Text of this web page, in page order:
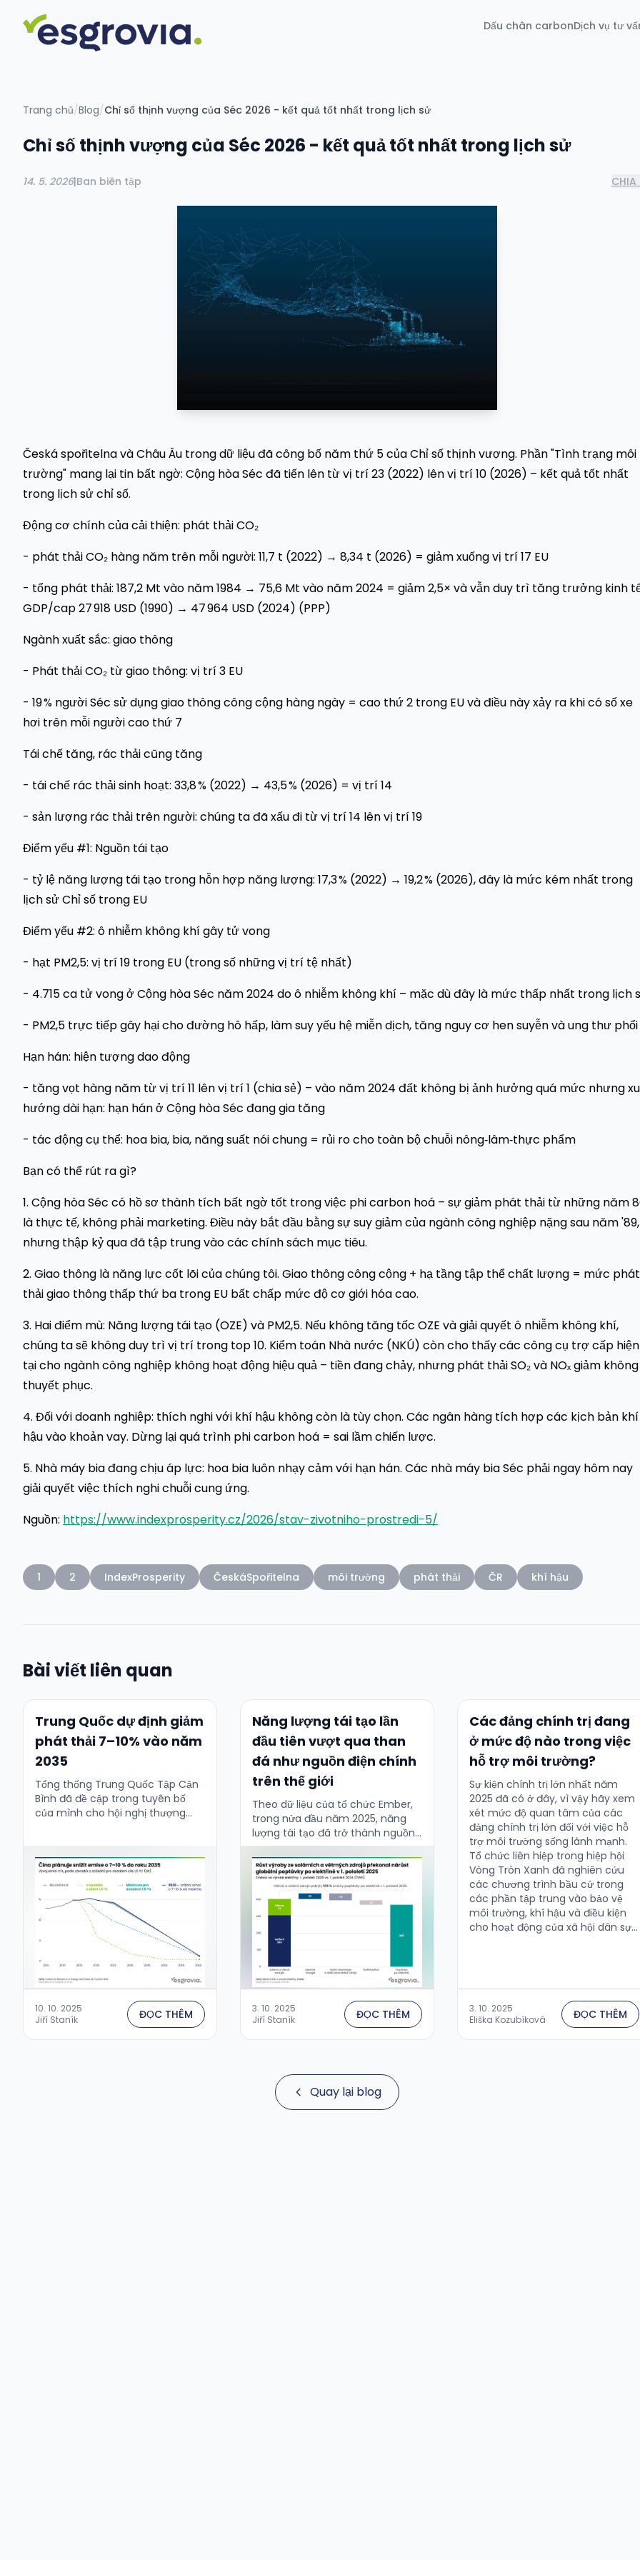
Dấu chân carbonDịch vụ tư
Trang chủ/Blog/Chỉ số thịnh vượng của Séc 2026 - kết quả tốt nhất trong lịch sử
Chỉ số thịnh vượng của Séc 2026 - kết quả tốt nhất trong lịch sử
14. 5. 2026|Ban biên tập CHIA
Česká spořitelna và Châu Âu trong dữ liệu đã công bố năm thứ 5 của Chỉ số thịnh vượng. Phần "Tình trạng môi
trường" mang lại tin bất ngờ: Cộng hòa Séc đã tiến lên từ vị trí 23 (2022) lên vị trí 10 (2026) – kết quả tốt nhất
trong lịch sử chỉ số.
Động cơ chính của cải thiện: phát thải CO₂
- phát thải CO₂ hàng năm trên mỗi người: 11,7 t (2022) → 8,34 t (2026) = giảm xuống vị trí 17 EU
- tổng phát thải: 187,2 Mt vào năm 1984 → 75,6 Mt vào năm 2024 = giảm 2,5× và vẫn duy trì tăng trưởng kinh
GDP/cap 27 918 USD (1990) → 47 964 USD (2024) (PPP)
Ngành xuất sắc: giao thông
- Phát thải CO₂ từ giao thông: vị trí 3 EU
- 19 % người Séc sử dụng giao thông công cộng hàng ngày = cao thứ 2 trong EU và điều này xảy ra khi có số xe
hơi trên mỗi người cao thứ 7
Tái chế tăng, rác thải cũng tăng
- tái chế rác thải sinh hoạt: 33,8 % (2022) → 43,5 % (2026) = vị trí 14
- sản lượng rác thải trên người: chúng ta đã xấu đi từ vị trí 14 lên vị trí 19
Điểm yếu #1: Nguồn tái tạo
- tỷ lệ năng lượng tái tạo trong hỗn hợp năng lượng: 17,3 % (2022) → 19,2 % (2026), đây là mức kém nhất trong
lịch sử Chỉ số trong EU
Điểm yếu #2: ô nhiễm không khí gây tử vong
- hạt PM2,5: vị trí 19 trong EU (trong số những vị trí tệ nhất)
- 4.715 ca tử vong ở Cộng hòa Séc năm 2024 do ô nhiễm không khí – mặc dù đây là mức thấp nhất trong lịch
- PM2,5 trực tiếp gây hại cho đường hô hấp, làm suy yếu hệ miễn dịch, tăng nguy cơ hen suyễn và ung thư phổi
Hạn hán: hiện tượng dao động
- tăng vọt hàng năm từ vị trí 11 lên vị trí 1 (chia sẻ) – vào năm 2024 đất không bị ảnh hưởng quá mức nhưng xu
hướng dài hạn: hạn hán ở Cộng hòa Séc đang gia tăng
- tác động cụ thể: hoa bia, bia, năng suất nói chung = rủi ro cho toàn bộ chuỗi nông‑lâm‑thực phẩm
Bạn có thể rút ra gì?
1. Cộng hòa Séc có hồ sơ thành tích bất ngờ tốt trong việc phi carbon hoá – sự giảm phát thải từ những năm
là thực tế, không phải marketing. Điều này bắt đầu bằng sự suy giảm của ngành công nghiệp nặng sau năm '89,
nhưng thập kỷ qua đã tập trung vào các chính sách mục tiêu.
2. Giao thông là năng lực cốt lõi của chúng tôi. Giao thông công cộng + hạ tầng tập thể chất lượng = mức phát
thải giao thông thấp thứ ba trong EU bất chấp mức độ cơ giới hóa cao.
3. Hai điểm mù: Năng lượng tái tạo (OZE) và PM2,5. Nếu không tăng tốc OZE và giải quyết ô nhiễm không khí,
chúng ta sẽ không duy trì vị trí trong top 10. Kiểm toán Nhà nước (NKÚ) còn cho thấy các công cụ trợ cấp hiện
tại cho ngành công nghiệp không hoạt động hiệu quả – tiền đang chảy, nhưng phát thải SO₂ và NOₓ giảm không
thuyết phục.
4. Đối với doanh nghiệp: thích nghi với khí hậu không còn là tùy chọn. Các ngân hàng tích hợp các kịch bản khí
hậu vào khoản vay. Dừng lại quá trình phi carbon hoá = sai lầm chiến lược.
5. Nhà máy bia đang chịu áp lực: hoa bia luôn nhạy cảm với hạn hán. Các nhà máy bia Séc phải ngay hôm nay
giải quyết việc thích nghi chuỗi cung ứng.
Nguồn: https://www.indexprosperity.cz/2026/stav-zivotniho-prostredi-5/
1 2 IndexProsperity ČeskáSpořitelna môi trường phát thải ČR khí hậu
Bài viết liên quan
Trung Quốc dự định giảm
phát thải 7–10% vào năm
2035
Tổng thống Trung Quốc Tập Cận
Bình đã đề cập trong tuyên bố
của mình cho hội nghị thượng
10. 10. 2025
Jiří Staník
ĐỌC THÊM
Năng lượng tái tạo lần
đầu tiên vượt qua than
đá như nguồn điện chính
trên thế giới
Theo dữ liệu của tổ chức Ember,
trong nửa đầu năm 2025, năng
lượng tái tạo đã trở thành nguồn
điện lớn nhất thế giới, lần đầu tiên
trong lịch …
3. 10. 2025
Jiří Staník
ĐỌC THÊM
Các đảng chính trị đang
ở mức độ nào trong việc
hỗ trợ môi trường?
Sự kiện chính trị lớn nhất năm
2025 đã có ở đây, vì vậy hãy xem
xét mức độ quan tâm của các
đảng chính trị lớn đối với việc hỗ
trợ môi trường sống lành mạnh.
Tổ chức liên hiệp trong hiệp hội
Vòng Tròn Xanh đã nghiên cứu
các chương trình bầu cử trong
các phần tập trung vào bảo vệ
môi trường, khí hậu và điều kiện
cho hoạt động của xã hội dân sự.
3. 10. 2025
Eliška Kozubíková
ĐỌC THÊM
Quay lại blog